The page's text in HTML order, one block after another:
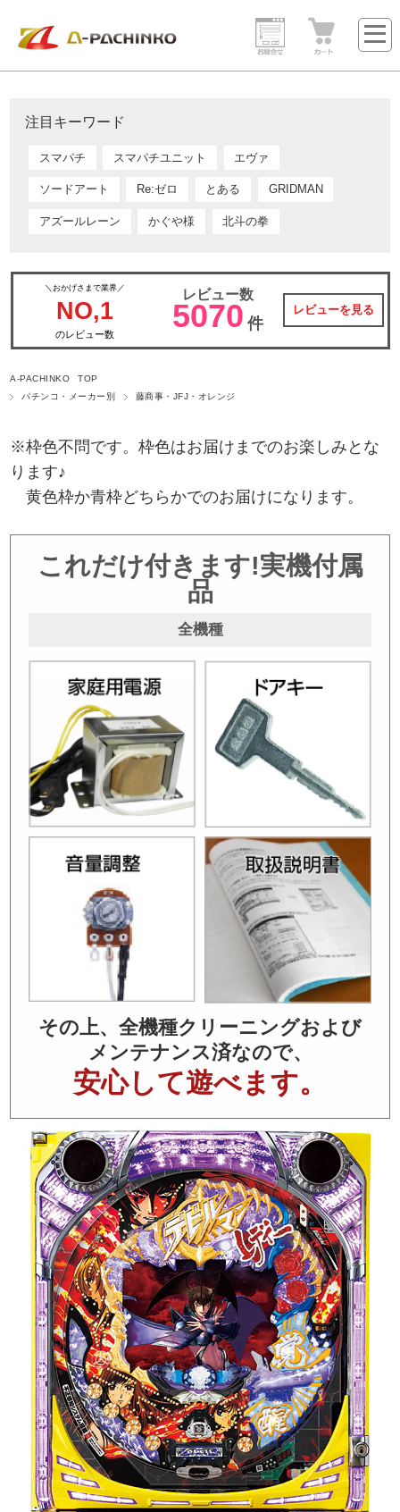
注目キーワード
スマパチ スマパチユニット エヴァ
ソードアート Re:ゼロ とある GRIDMAN
アズールレーン かぐや様 北斗の拳
＼おかげさまで業界／
NO,1
のレビュー数
レビュー数
5070 件
レビューを見る
A-PACHINKO TOP
パチンコ・メーカー別
藤商事・JFJ・オレンジ
※枠色不問です。枠色はお届けまでのお楽しみとな
ります♪
黄色枠か青枠どちらかでのお届けになります。
これだけ付きます!実機付属
品
全機種
その上、全機種クリーニングおよび
メンテナンス済なので、
安心して遊べます。